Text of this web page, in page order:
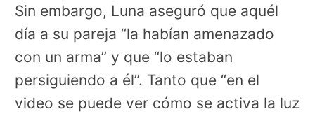
Sin embargo, Luna aseguró que aquél
día a su pareja “la habían amenazado
con un arma” y que “lo estaban
persiguiendo a él”. Tanto que “en el
video se puede ver cómo se activa la luz